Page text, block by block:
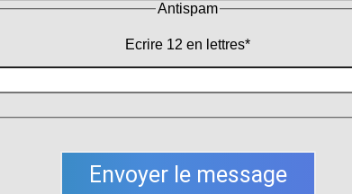
Antispam
Ecrire 12 en lettres*